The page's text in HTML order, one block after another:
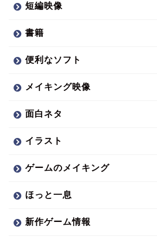
短編映像
書籍
便利なソフト
メイキング映像
面白ネタ
イラスト
ゲームのメイキング
ほっと一息
新作ゲーム情報